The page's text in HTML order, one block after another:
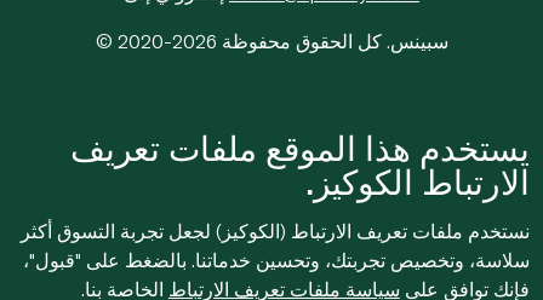
© 2020-2026 سبينس. كل الحقوق محفوظة
يستخدم هذا الموقع ملفات تعريف
الارتباط الكوكيز.
نستخدم ملفات تعريف الارتباط (الكوكيز) لجعل تجربة التسوق أكثر
سلاسة، وتخصيص تجربتك، وتحسين خدماتنا. بالضغط على "قبول"،
فإنك توافق على سياسة ملفات تعريف الارتباط الخاصة بنا.